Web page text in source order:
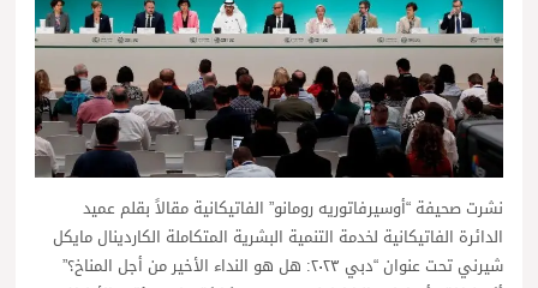
نشرت صحيفة “أوسيرفاتوريه رومانو” الفاتيكانية مقالاً بقلم عميد
الدائرة الفاتيكانية لخدمة التنمية البشرية المتكاملة الكاردينال مايكل
شيرني تحت عنوان “دبي ٢٠٢٣: هل هو النداء الأخير من أجل المناخ؟”